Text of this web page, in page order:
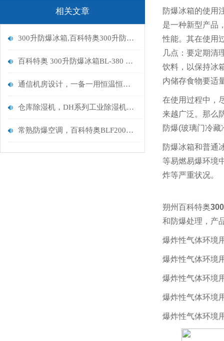
相关文章
300升防爆冰箱,百科特奥300升防爆冰箱BL-380
百科特奥 300升防爆冰箱BL-380 的原理是什么
通信机房设计，一备一用恒温恒湿空调机组
仓库除湿机，DH系列工业除湿机选购
常熟防爆空调，百科特奥BLF200，常熟防爆空调80P全新风空调机组
防爆冰箱的使用
是一种新型产品
性能。其在使用
几点：要定期清
饮料，以保持冰
内储存食物要适
在使用过程中，
来越广泛。那么
防爆(玻璃门冷
防爆冰箱和普通
等易燃易爆环境
炸等严重状况。
朔州百科特奥
和防爆处理，产
爆炸性气体环境
爆炸性气体环境
爆炸性气体环境
爆炸性气体环境
爆炸性气体环境